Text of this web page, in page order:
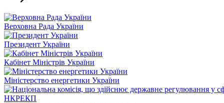
Верховна Рада України
Президент України
Кабінет Міністрів України
Міністерство енергетики України
НКРЕКП